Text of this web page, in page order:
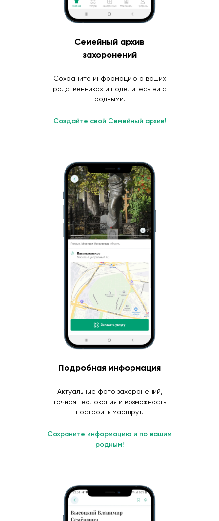
Семейный архив
захоронений
Сохраните информацию о ваших
родственниках и поделитесь ей с
родными.
Создайте свой Семейный архив!
Подробная информация
Актуальные фото захоронений,
точная геолокация и возможность
построить маршрут.
Сохраните информацию и по вашим
родным!